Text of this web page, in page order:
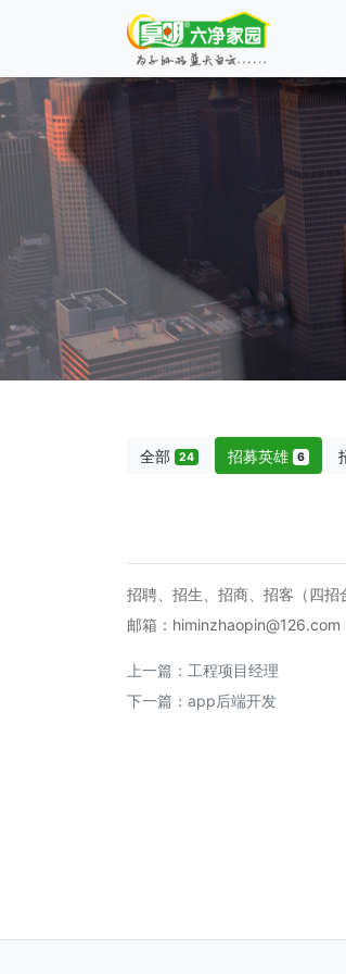
全部 24 招募英雄 6
招聘、招生、招商、招客（四
邮箱：himinzhaopin@126.com
上一篇： 工程项目经理
下一篇： app后端开发